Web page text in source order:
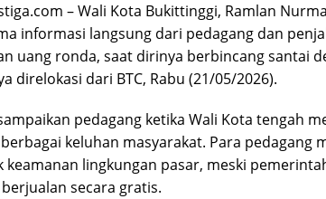
– Wali Kota Bukittinggi, Ramlan
informasi langsung dari pedagang dan
uang ronda, saat dirinya berbincang santai
direlokasi dari BTC, Rabu (21/05/2026).
pedagang ketika Wali Kota tengah
keluhan masyarakat. Para pedagang
lingkungan pasar, meski
secara gratis.